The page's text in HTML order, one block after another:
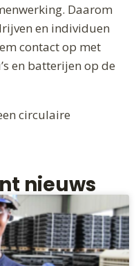
Daarom
en individuen
contact op met
en batterijen op de
circulaire
nieuws